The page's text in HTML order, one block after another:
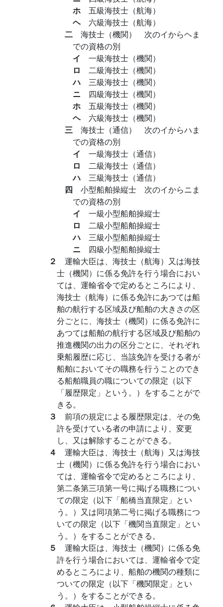
ホ 五級海技士（航海）
ヘ 六級海技士（航海）
二 海技士（機関） 次のイからヘま
での資格の別
イ 一級海技士（機関）
ロ 二級海技士（機関）
ハ 三級海技士（機関）
ニ 四級海技士（機関）
ホ 五級海技士（機関）
ヘ 六級海技士（機関）
三 海技士（通信） 次のイからハま
での資格の別
イ 一級海技士（通信）
ロ 二級海技士（通信）
ハ 三級海技士（通信）
四 小型船舶操縦士 次のイからニま
での資格の別
イ 一級小型船舶操縦士
ロ 二級小型船舶操縦士
ハ 三級小型船舶操縦士
ニ 四級小型船舶操縦士
２ 運輸大臣は、海技士（航海）又は海技
士（機関）に係る免許を行う場合におい
ては、運輸省令で定めるところにより、
海技士（航海）に係る免許にあつては船
舶の航行する区域及び船舶の大きさの区
分ごとに、海技士（機関）に係る免許に
あつては船舶の航行する区域及び船舶の
推進機関の出力の区分ごとに、それぞれ
乗船履歴に応じ、当該免許を受ける者が
船舶においてその職務を行うことのでき
る船舶職員の職についての限定（以下
「履歴限定」という。）をすることがで
きる。
３ 前項の規定による履歴限定は、その免
許を受けている者の申請により、変更
し、又は解除することができる。
４ 運輸大臣は、海技士（航海）又は海技
士（機関）に係る免許を行う場合におい
ては、運輸省令で定めるところにより、
第二条第三項第一号に掲げる職務につい
ての限定（以下「船橋当直限定」とい
う。）又は同項第二号に掲げる職務につ
いての限定（以下「機関当直限定」とい
う。）をすることができる。
５ 運輸大臣は、海技士（機関）に係る免
許を行う場合においては、運輸省令で定
めるところにより、船舶の機関の種類に
ついての限定（以下「機関限定」とい
う。）をすることができる。